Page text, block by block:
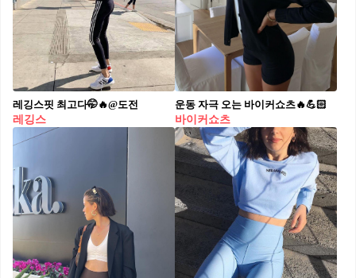
레깅스핏 최고다🤭🔥@도전
레깅스
운동 자극 오는 바이커쇼츠🔥💪🏻
바이커쇼츠